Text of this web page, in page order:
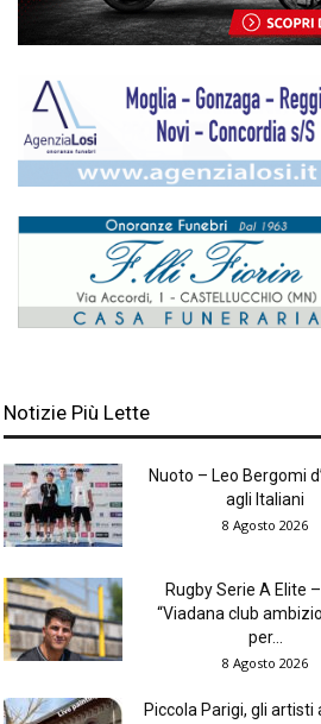
Notizie Più Lette
Nuoto – Leo Bergomi
agli Italiani
8 Agosto 2026
Rugby Serie A Elite
“Viadana club
per...
8 Agosto 2026
Piccola Parigi, gli artisti